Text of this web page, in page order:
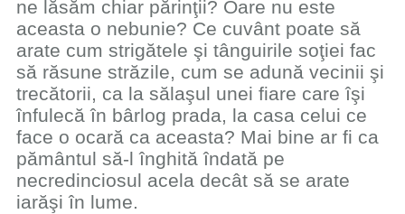
ne lăsăm chiar părinţii? Oare nu este
aceasta o nebunie? Ce cuvânt poate să
arate cum strigătele şi tânguirile soţiei fac
să răsune străzile, cum se adună vecinii şi
trecătorii, ca la sălaşul unei fiare care îşi
înfulecă în bârlog prada, la casa celui ce
face o ocară ca aceasta? Mai bine ar fi ca
pământul să-l înghită îndată pe
necredinciosul acela decât să se arate
iarăşi în lume.